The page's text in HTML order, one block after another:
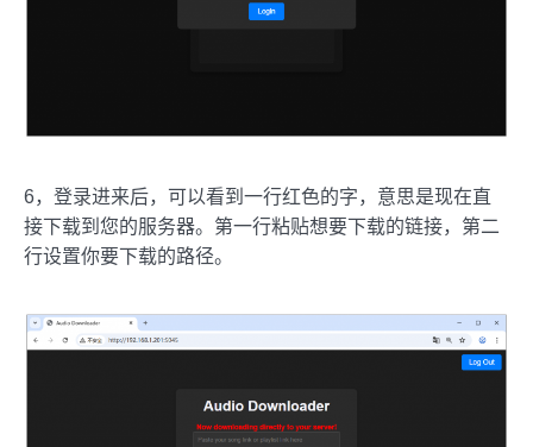
6，登录进来后，可以看到一行红色的字，意思是现在直
接下载到您的服务器。第一行粘贴想要下载的链接，第二
行设置你要下载的路径。